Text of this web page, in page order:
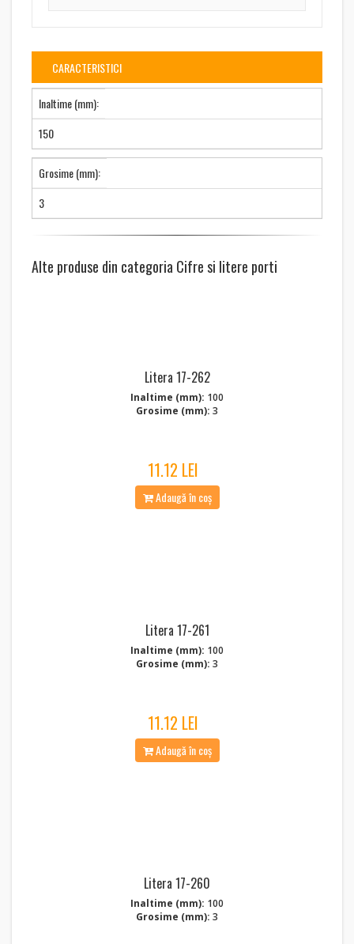
CARACTERISTICI
Inaltime (mm):
150
Grosime (mm):
3
Alte produse din categoria Cifre si litere porti
Litera 17-262
Inaltime (mm): 100
Grosime (mm): 3
11.12 LEI
Adaugă în coș
Litera 17-261
Inaltime (mm): 100
Grosime (mm): 3
11.12 LEI
Adaugă în coș
Litera 17-260
Inaltime (mm): 100
Grosime (mm): 3